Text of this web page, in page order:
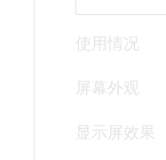
使用情况
屏幕外观
显示屏效果